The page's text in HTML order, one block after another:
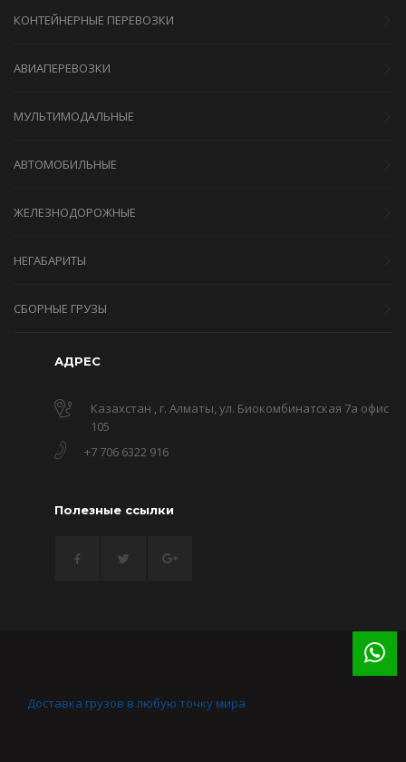
КОНТЕЙНЕРНЫЕ ПЕРЕВОЗКИ
АВИАПЕРЕВОЗКИ
МУЛЬТИМОДАЛЬНЫЕ
АВТОМОБИЛЬНЫЕ
ЖЕЛЕЗНОДОРОЖНЫЕ
НЕГАБАРИТЫ
СБОРНЫЕ ГРУЗЫ
АДРЕС
Казахстан , г. Алматы, ул. Биокомбинатская 7а офис
105
+7 706 6322 916
Полезные ссылки
Доставка грузов в любую точку мира